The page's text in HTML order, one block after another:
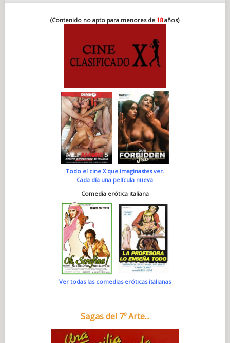
(Contenido no apto para menores de 18años)
Todo el cine X que imaginastes ver.
Cada día una película nueva
Comedia erótica italiana
Ver todas las comedias eróticas italianas
Sagas del 7º Arte...